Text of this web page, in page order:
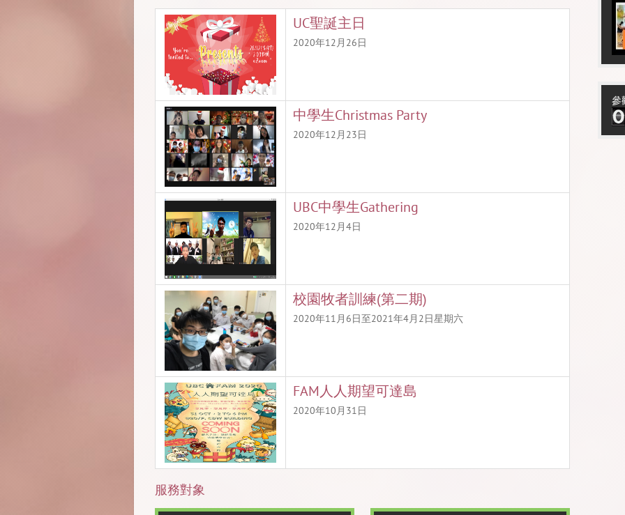
UC聖誕主日
2020年12月26日
中學生Christmas Party
2020年12月23日
UBC中學生Gathering
2020年12月4日
校園牧者訓練(第二期)
2020年11月6日至2021年4月2日星期六
FAM人人期望可達島
2020年10月31日
服務對象
參